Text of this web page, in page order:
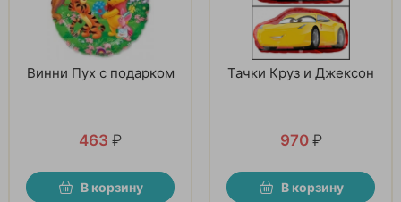
Винни Пух с подарком
463 ₽
В корзину
Тачки Круз и Джексон
970 ₽
В корзину